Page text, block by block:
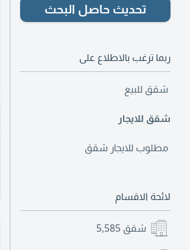
تحديث حاصل البحث
ربما ترغب بالاطلاع على
شقق للبيع
شقق للايجار
مطلوب للايجار شقق
لائحة الاقسام
شقق 5,585